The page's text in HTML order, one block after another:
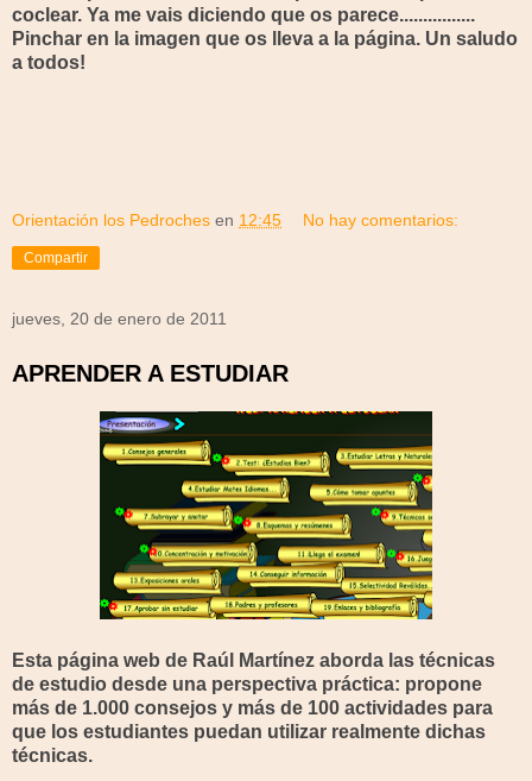
coclear. Ya me vais diciendo que os parece................
Pinchar en la imagen que os lleva a la página. Un saludo
a todos!
Orientación los Pedroches en 12:45 No hay comentarios:
Compartir
jueves, 20 de enero de 2011
APRENDER A ESTUDIAR
Esta página web de Raúl Martínez aborda las técnicas
de estudio desde una perspectiva práctica: propone
más de 1.000 consejos y más de 100 actividades para
que los estudiantes puedan utilizar realmente dichas
técnicas.